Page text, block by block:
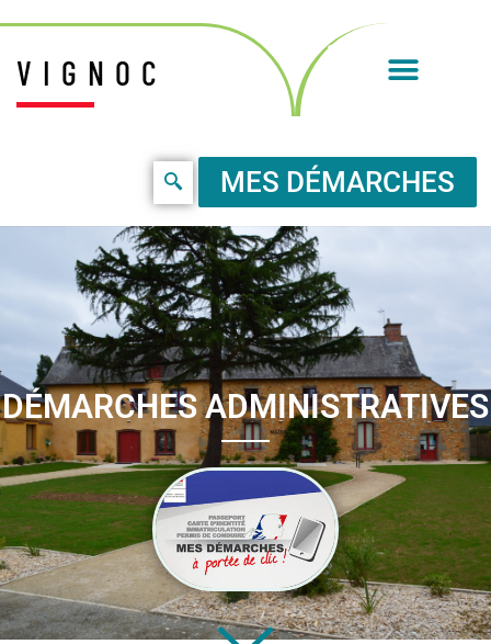
VIGNOC
MES DÉMARCHES
DÉMARCHES ADMINISTRATIVES